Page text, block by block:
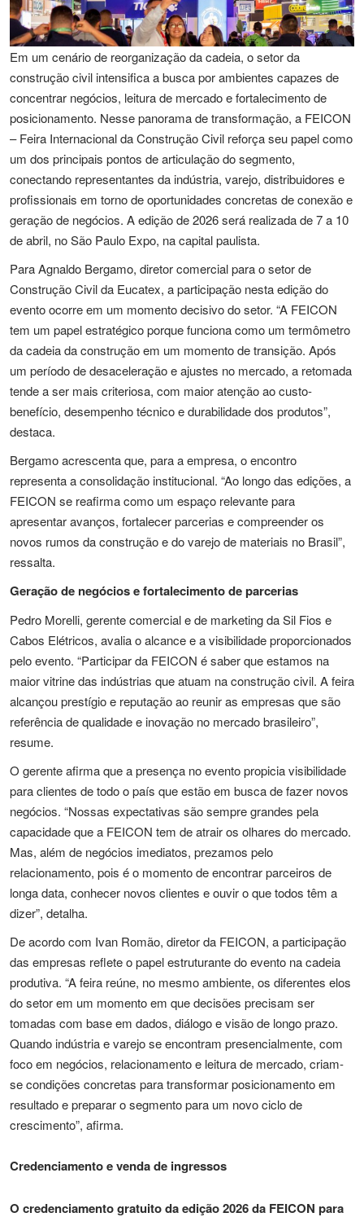
Em um cenário de reorganização da cadeia, o setor da
construção civil intensifica a busca por ambientes capazes de
concentrar negócios, leitura de mercado e fortalecimento de
posicionamento. Nesse panorama de transformação, a FEICON
– Feira Internacional da Construção Civil reforça seu papel como
um dos principais pontos de articulação do segmento,
conectando representantes da indústria, varejo, distribuidores e
profissionais em torno de oportunidades concretas de conexão e
geração de negócios. A edição de 2026 será realizada de 7 a 10
de abril, no São Paulo Expo, na capital paulista.
Para Agnaldo Bergamo, diretor comercial para o setor de
Construção Civil da Eucatex, a participação nesta edição do
evento ocorre em um momento decisivo do setor. “A FEICON
tem um papel estratégico porque funciona como um termômetro
da cadeia da construção em um momento de transição. Após
um período de desaceleração e ajustes no mercado, a retomada
tende a ser mais criteriosa, com maior atenção ao custo-
benefício, desempenho técnico e durabilidade dos produtos”,
destaca.
Bergamo acrescenta que, para a empresa, o encontro
representa a consolidação institucional. “Ao longo das edições, a
FEICON se reafirma como um espaço relevante para
apresentar avanços, fortalecer parcerias e compreender os
novos rumos da construção e do varejo de materiais no Brasil”,
ressalta.
Geração de negócios e fortalecimento de parcerias
Pedro Morelli, gerente comercial e de marketing da Sil Fios e
Cabos Elétricos, avalia o alcance e a visibilidade proporcionados
pelo evento. “Participar da FEICON é saber que estamos na
maior vitrine das indústrias que atuam na construção civil. A feira
alcançou prestígio e reputação ao reunir as empresas que são
referência de qualidade e inovação no mercado brasileiro”,
resume.
O gerente afirma que a presença no evento propicia visibilidade
para clientes de todo o país que estão em busca de fazer novos
negócios. “Nossas expectativas são sempre grandes pela
capacidade que a FEICON tem de atrair os olhares do mercado.
Mas, além de negócios imediatos, prezamos pelo
relacionamento, pois é o momento de encontrar parceiros de
longa data, conhecer novos clientes e ouvir o que todos têm a
dizer”, detalha.
De acordo com Ivan Romão, diretor da FEICON, a participação
das empresas reflete o papel estruturante do evento na cadeia
produtiva. “A feira reúne, no mesmo ambiente, os diferentes elos
do setor em um momento em que decisões precisam ser
tomadas com base em dados, diálogo e visão de longo prazo.
Quando indústria e varejo se encontram presencialmente, com
foco em negócios, relacionamento e leitura de mercado, criam-
se condições concretas para transformar posicionamento em
resultado e preparar o segmento para um novo ciclo de
crescimento”, afirma.
Credenciamento e venda de ingressos
O credenciamento gratuito da edição 2026 da FEICON para